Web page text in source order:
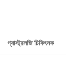
গ্যাস্ট্রলজি চিকিৎসক